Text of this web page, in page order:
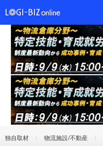
独自取材 物流施設/不動産